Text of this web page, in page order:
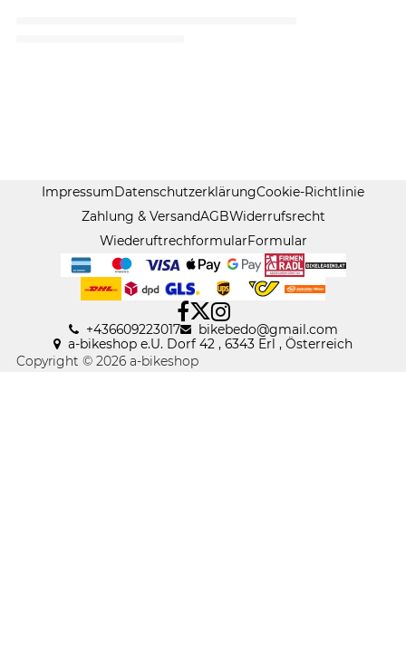
ImpressumDatenschutzerklärungCookie-Richtlinie
Zahlung & VersandAGBWiderrufsrecht
WiederuftrechformularFormular
+436609223017 bikebedo@gmail .com
a-bikeshop e.U. Dorf 42 , 6343 Erl , Österreich
Copyright © 2026 a-bikeshop